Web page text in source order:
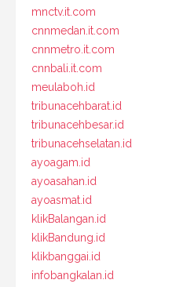
mnctv.it.com
cnnmedan.it.com
cnnmetro.it.com
cnnbali.it.com
meulaboh.id
tribunacehbarat.id
tribunacehbesar.id
tribunacehselatan.id
ayoagam.id
ayoasahan.id
ayoasmat.id
klikBalangan.id
klikBandung.id
klikbanggai.id
infobangkalan.id